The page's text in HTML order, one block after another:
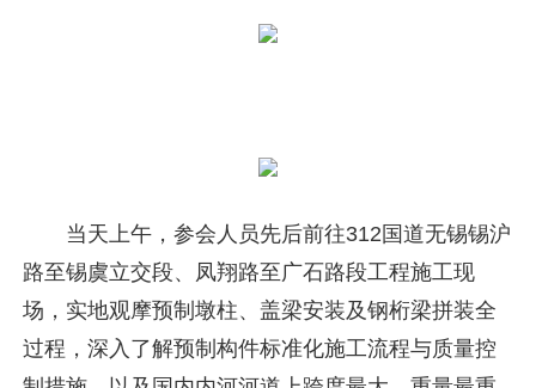
当天上午，参会人员先后前往312国道无锡锡沪
路至锡虞立交段、凤翔路至广石路段工程施工现
场，实地观摩预制墩柱、盖梁安装及钢桁梁拼装全
过程，深入了解预制构件标准化施工流程与质量控